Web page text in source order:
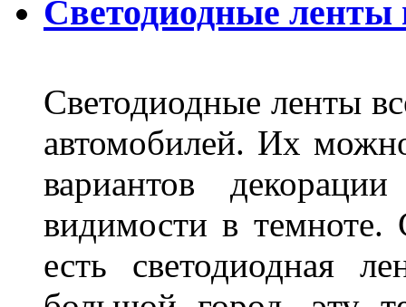
Светодиодные
Светодиодные ленты
автомобилей. Их
вариантов
видимости в темноте.
есть светодиодная